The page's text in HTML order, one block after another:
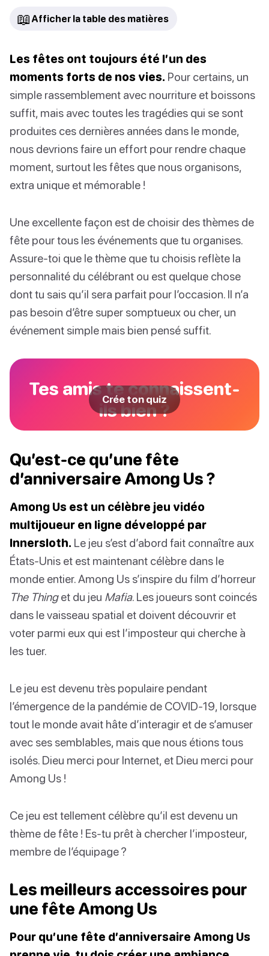
📖 Afficher la table des matières
Les fêtes ont toujours été l’un des
moments forts de nos vies. Pour certains, un
simple rassemblement avec nourriture et boissons
suffit, mais avec toutes les tragédies qui se sont
produites ces dernières années dans le monde,
nous devrions faire un effort pour rendre chaque
moment, surtout les fêtes que nous organisons,
extra unique et mémorable !
Une excellente façon est de choisir des thèmes de
fête pour tous les événements que tu organises.
Assure-toi que le thème que tu choisis reflète la
personnalité du célébrant ou est quelque chose
dont tu sais qu’il sera parfait pour l’occasion. Il n’a
pas besoin d’être super somptueux ou cher, un
événement simple mais bien pensé suffit.
Tes amis te connaissent-
ils bien ?
Crée ton quiz
Qu’est-ce qu’une fête
d’anniversaire Among Us ?
Among Us est un célèbre jeu vidéo
multijoueur en ligne développé par
Innersloth. Le jeu s’est d’abord fait connaître aux
États-Unis et est maintenant célèbre dans le
monde entier. Among Us s’inspire du film d’horreur
The Thinget du jeu Mafia. Les joueurs sont coincés
dans le vaisseau spatial et doivent découvrir et
voter parmi eux qui est l’imposteur qui cherche à
les tuer.
Le jeu est devenu très populaire pendant
l’émergence de la pandémie de COVID-19, lorsque
tout le monde avait hâte d’interagir et de s’amuser
avec ses semblables, mais que nous étions tous
isolés. Dieu merci pour Internet, et Dieu merci pour
Among Us !
Ce jeu est tellement célèbre qu’il est devenu un
thème de fête ! Es-tu prêt à chercher l’imposteur,
membre de l’équipage ?
Les meilleurs accessoires pour
une fête Among Us
Pour qu’une fête d’anniversaire Among Us